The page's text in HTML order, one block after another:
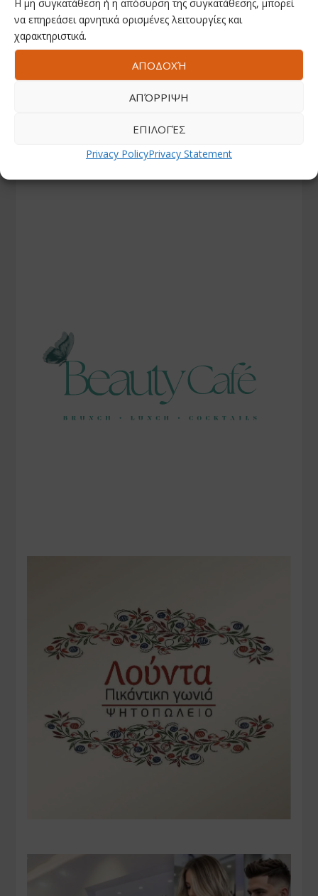
Η μη συγκατάθεση ή η απόσυρση της συγκατάθεσης, μπορεί
να επηρεάσει αρνητικά ορισμένες λειτουργίες και
χαρακτηριστικά.
ΑΠΟΔΟΧΉ
ΑΠΌΡΡΙΨΗ
ΕΠΙΛΟΓΈΣ
Privacy PolicyPrivacy Statement